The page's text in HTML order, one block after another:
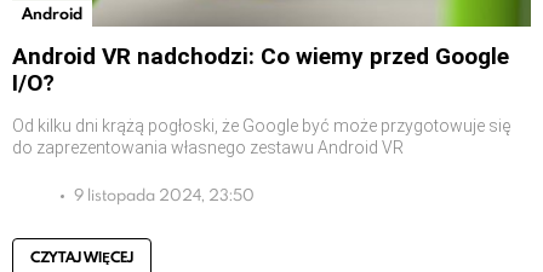
Android
Android VR nadchodzi: Co wiemy przed Google
I/O?
Od kilku dni krążą pogłoski, że Google być może przygotowuje się
do zaprezentowania własnego zestawu Android VR
9 listopada 2024, 23:50
CZYTAJ WIĘCEJ